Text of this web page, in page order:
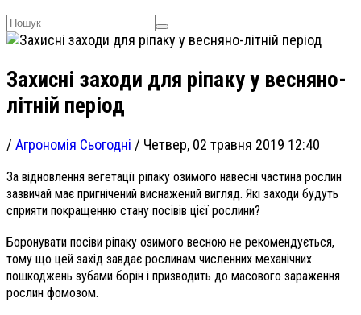
Захисні заходи для ріпаку у весняно-
літній період
/ Агрономія Сьогодні / Четвер, 02 травня 2019 12:40
За відновлення вегетації ріпаку озимого навесні частина рослин
зазвичай має пригнічений виснажений вигляд. Які заходи будуть
сприяти покращенню стану посівів цієї рослини?
Боронувати посіви ріпаку озимого весною не рекомендується,
тому що цей захід завдає рослинам численних механічних
пошкоджень зубами борін і призводить до масового зараження
рослин фомозом.